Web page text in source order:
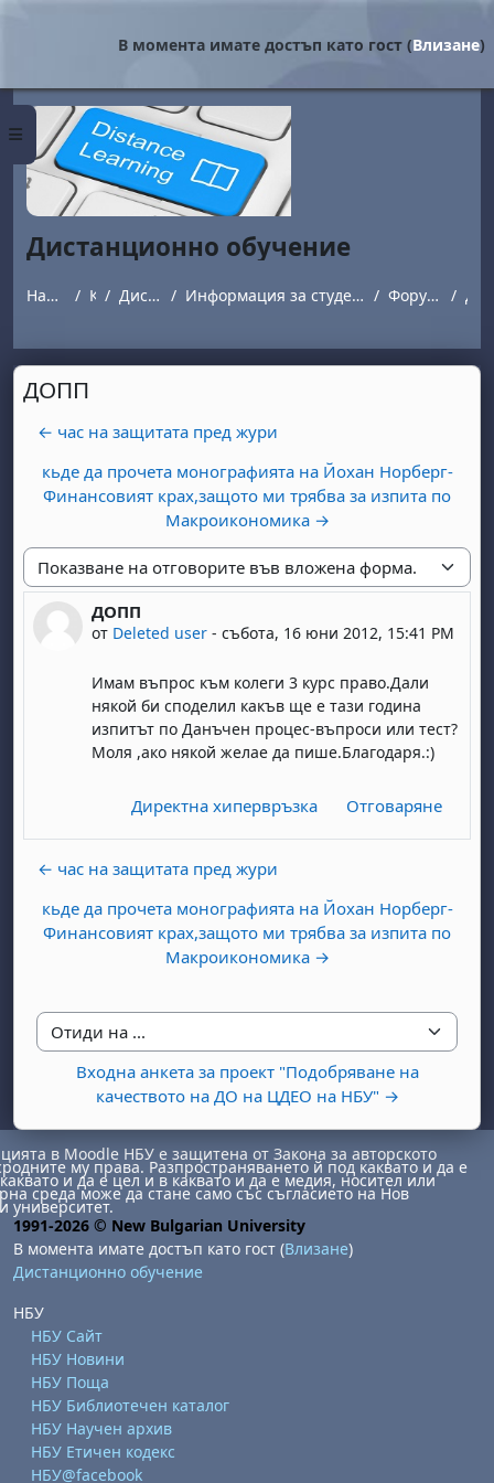
Страничен панел
В момента имате достъп като гост (Влизане)
Дистанционно обучение
Начална страница Курсове Дистанционно обучение Информация за студенти обучаващи се в програми с дистанционна форма на обучение. Форум за въпроси и отговори
ДОПП
← час на защитата пред жури
кьде да прочета монографията на Йохан Норберг-
Финансовият крах,защото ми трябва за изпита по
Макроикономика →
Начин на показване
ДОПП
от Deleted user - събота, 16 юни 2012, 15:41 PM
Number of replies: 0
Имам въпрос към колеги 3 курс право.Дали
някой би споделил какъв ще е тази година
изпитът по Данъчен процес-въпроси или тест?
Моля ,ако някой желае да пише.Благодаря.:)
Директна хипервръзка Отговаряне
← час на защитата пред жури
кьде да прочета монографията на Йохан Норберг-
Финансовият крах,защото ми трябва за изпита по
Макроикономика →
Отиди на ...
Входна анкета за проект "Подобряване на
качеството на ДО на ЦДЕО на НБУ" →
1 август
неделя, 2 август
6 август
август8 август
неделя, 9 август
август
август
15 август
неделя, 16 август
август
август
29 август
неделя, 30 август
в Moodle НБУ е защитена от Закона за авторското
му права. Разпространяването й под каквато и да е
и да е цел и в каквато и да е медия, носител или
среда може да стане само със съгласието на Нов
университет.
1991-2026 © New Bulgarian University
В момента имате достъп като гост (Влизане)
Дистанционно обучение
НБУ
НБУ Сайт
НБУ Новини
НБУ Поща
НБУ Библиотечен каталог
НБУ Научен архив
НБУ Етичен кодекс
НБУ@facebook